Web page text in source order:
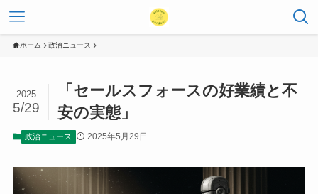
ホーム 政治ニュース
「セールスフォースの好業績と不
安の実態」
2025
5/29
政治ニュース 2025年5月29日